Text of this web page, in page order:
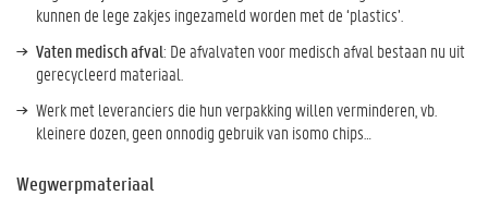
kunnen de lege zakjes ingezameld worden met de ‘plastics’.
Vaten medisch afval: De afvalvaten voor medisch afval bestaan nu uit
gerecycleerd materiaal.
Werk met leveranciers die hun verpakking willen verminderen, vb.
kleinere dozen, geen onnodig gebruik van isomo chips…
Wegwerpmateriaal